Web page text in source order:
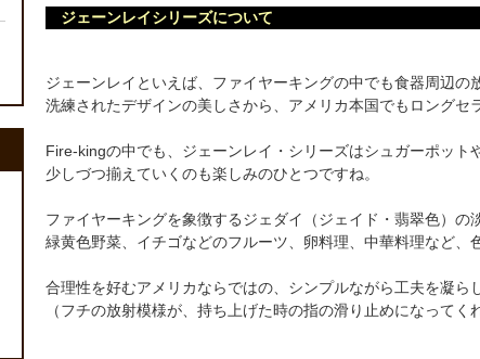
ジェーンレイシリーズについて
ジェーンレイといえば、ファイヤーキングの中でも食器周辺の
洗練されたデザインの美しさから、アメリカ本国でもロングセ
Fire-kingの中でも、ジェーンレイ・シリーズはシュガーポッ
少しづつ揃えていくのも楽しみのひとつですね。
ファイヤーキングを象徴するジェダイ（ジェイド・翡翠色）の
緑黄色野菜、イチゴなどのフルーツ、卵料理、中華料理など、
合理性を好むアメリカならではの、シンプルながら工夫を凝ら
（フチの放射模様が、持ち上げた時の指の滑り止めになってく